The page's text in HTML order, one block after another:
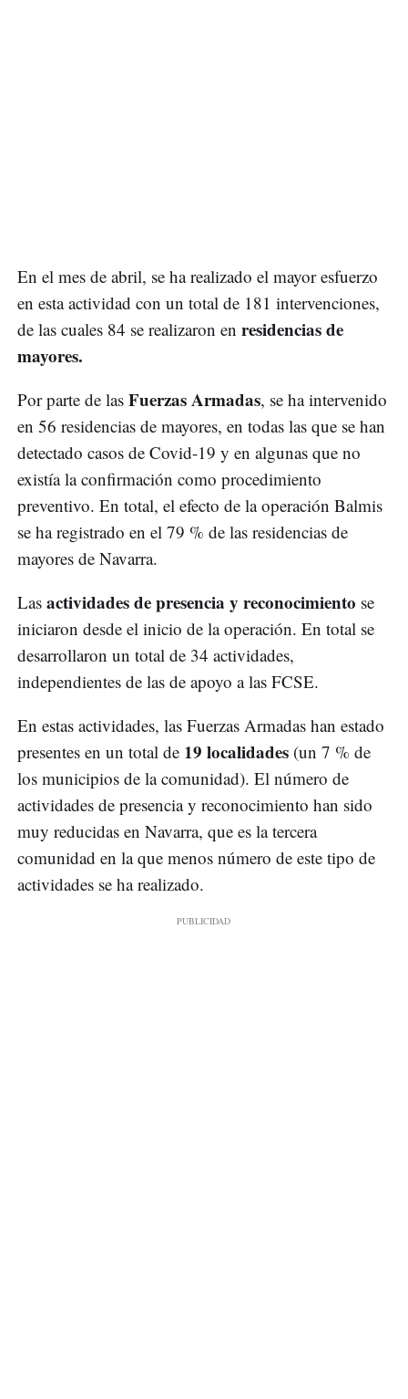
En el mes de abril, se ha realizado el mayor esfuerzo
en esta actividad con un total de 181 intervenciones,
de las cuales 84 se realizaron en residencias de
mayores.
Por parte de las Fuerzas Armadas, se ha intervenido
en 56 residencias de mayores, en todas las que se han
detectado casos de Covid-19 y en algunas que no
existía la confirmación como procedimiento
preventivo. En total, el efecto de la operación Balmis
se ha registrado en el 79 % de las residencias de
mayores de Navarra.
Las actividades de presencia y reconocimiento se
iniciaron desde el inicio de la operación. En total se
desarrollaron un total de 34 actividades,
independientes de las de apoyo a las FCSE.
En estas actividades, las Fuerzas Armadas han estado
presentes en un total de 19 localidades (un 7 % de
los municipios de la comunidad). El número de
actividades de presencia y reconocimiento han sido
muy reducidas en Navarra, que es la tercera
comunidad en la que menos número de este tipo de
actividades se ha realizado.